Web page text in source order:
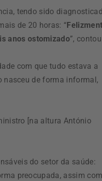
tendo sido
de 20 horas: “
anos ostomizado”,
com que tudo estava a
nasceu de forma informal,
[na altura António
do setor da saúde:
preocupada, assim